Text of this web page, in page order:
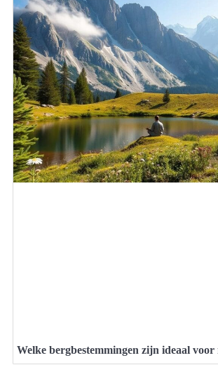
Welke bergbestemmingen zijn ideaal voor